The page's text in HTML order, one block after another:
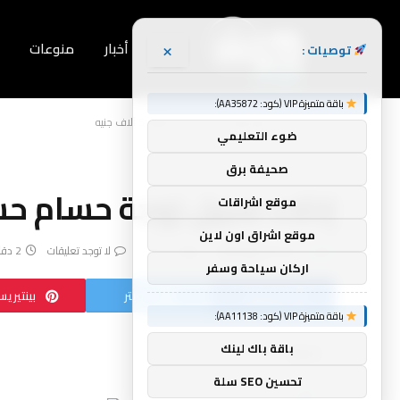
أخبار منوعات
Home
»إخلاء سبيل زوجة حسام حسن بكفالة 5 آلاف جنيه
إخلاء سبيل زوجة حسام حسن
لا توجد تعليقات 2 دقائق
فيسبوك تويتر
شاركها
توصيات : ×
باقة متميزة VIP (كود: AA35872):
ضوء التعليمي
صحيفة برق
موقع اشراقات
موقع اشراق اون لاين
اركان سياحة وسفر
باقة متميزة VIP (كود: AA11138):
باقة باك لينك
تحسين SEO سلة